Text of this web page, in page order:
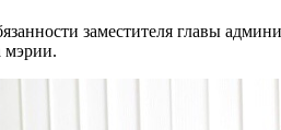
заместителя главы
мэрии.